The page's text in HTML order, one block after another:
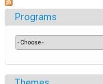
Programs